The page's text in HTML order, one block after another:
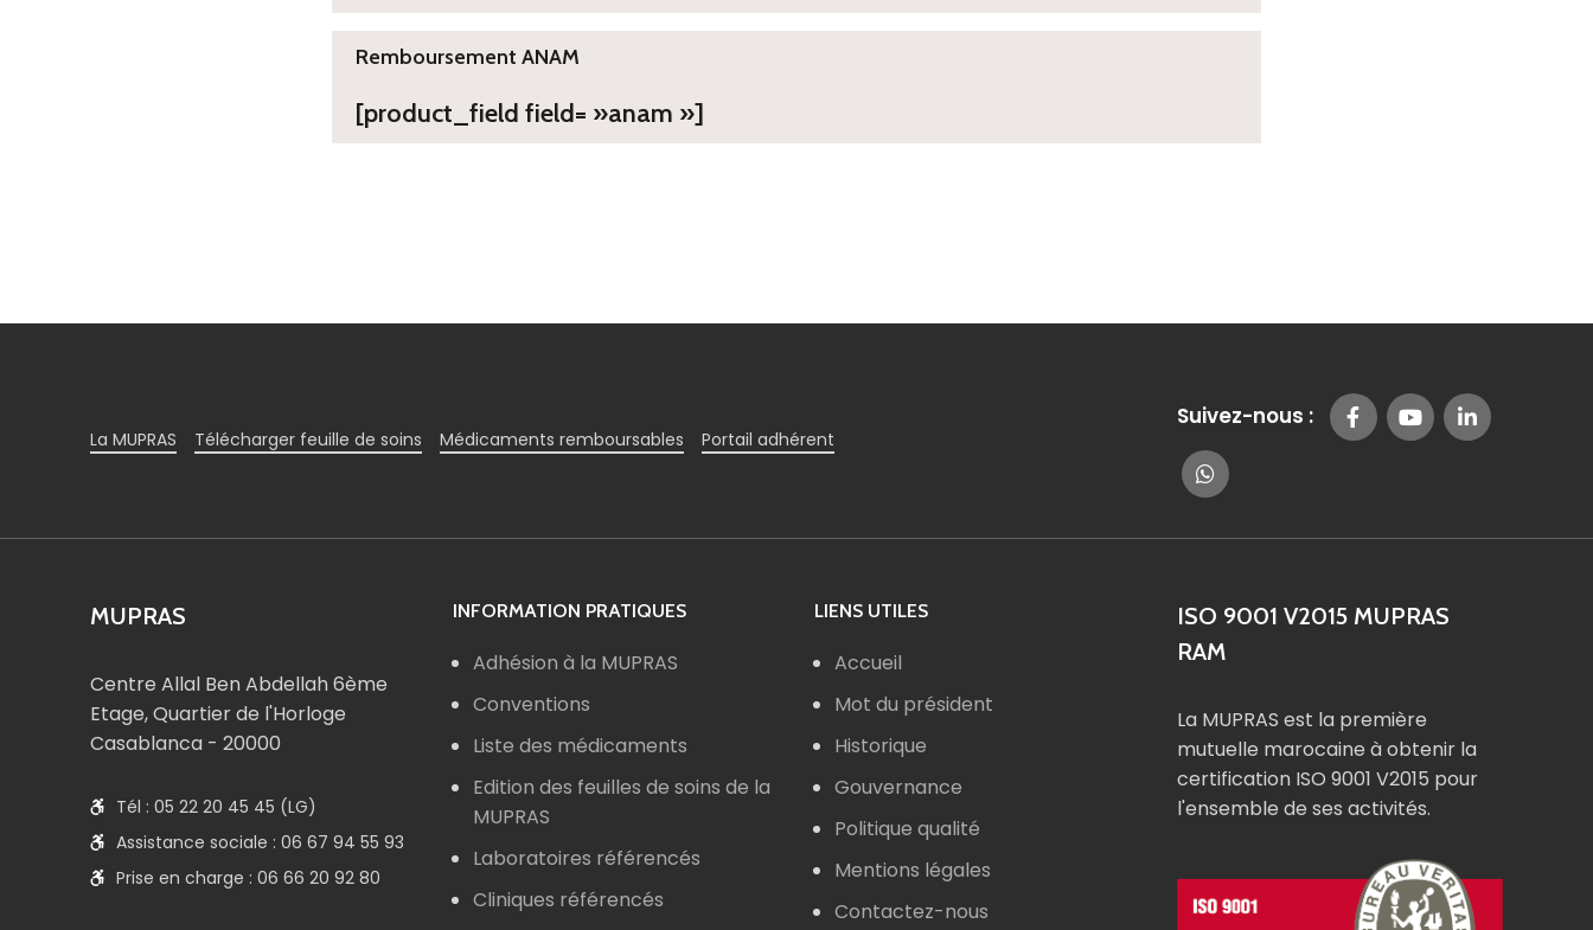
Remboursement ANAM
[product_field field= »anam »]
La MUPRAS Télécharger feuille de soins Médicaments remboursables Portail adhérent
Suivez-nous :
MUPRAS
Centre Allal Ben Abdellah 6ème
Etage, Quartier de l'Horloge
Casablanca - 20000
Tél : 05 22 20 45 45 (LG)
Assistance sociale : 06 67 94 55 93
Prise en charge : 06 66 20 92 80
INFORMATION PRATIQUES
Adhésion à la MUPRAS
Conventions
Liste des médicaments
Edition des feuilles de soins de la
MUPRAS
Laboratoires référencés
Cliniques référencés
LIENS UTILES
Accueil
Mot du président
Historique
Gouvernance
Politique qualité
Mentions légales
Contactez-nous
ISO 9001 V2015 MUPRAS
RAM
La MUPRAS est la première
mutuelle marocaine à obtenir la
certification ISO 9001 V2015 pour
l'ensemble de ses activités.